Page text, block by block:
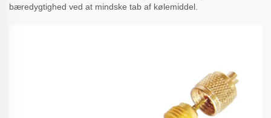
bæredygtighed ved at mindske tab af kølemiddel.